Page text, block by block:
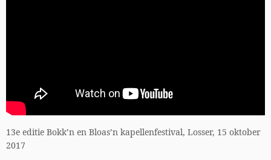
13e editie Bokk’n en Bloas’n kapellenfestival, Losser, 15 oktober
2017